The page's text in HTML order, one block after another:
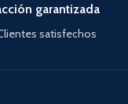
garantizada
satisfechos